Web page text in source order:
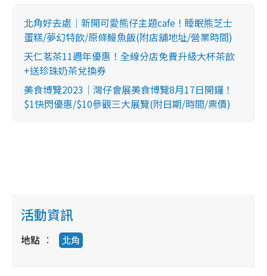
北角好去處｜新開可愛熊仔主題cafe！睡眠熊芝士
蛋糕/夢幻特飲/原條鰻魚飯(附店舖地址/營業時間)
天仁茗茶11週年優惠！全線分店免費升級大杯茶飲
+送珍珠奶茶兌換券
美食博覽2023｜灣仔會展美食博覽8月17日開鑼！
$1快閃優惠/$10參觀三大展覽(附日期/時間/票價)
活動資訊
地點 北角